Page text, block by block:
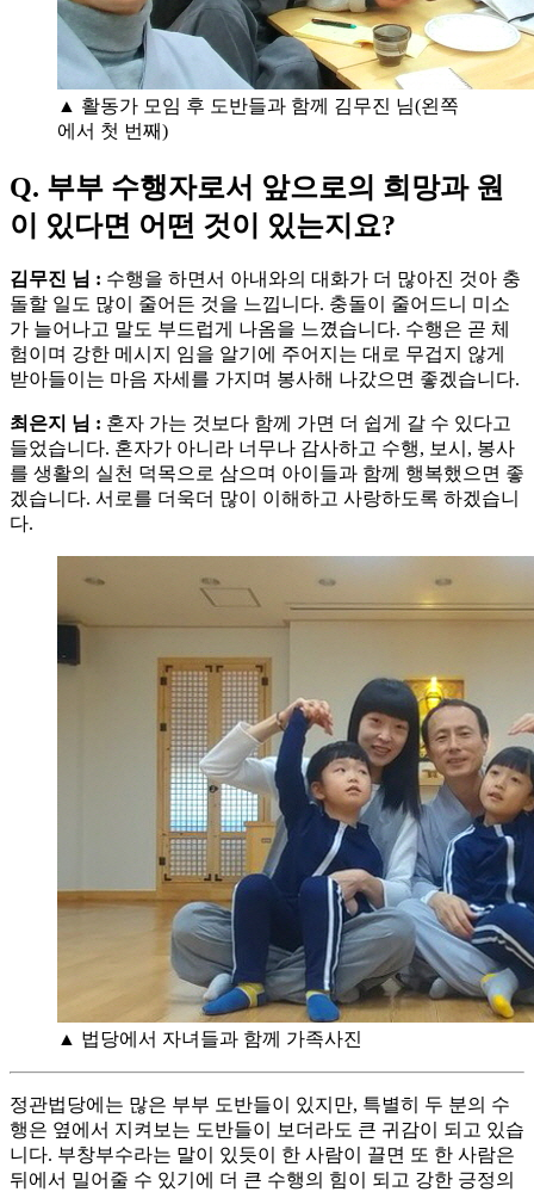
▲ 활동가 모임 후 도반들과 함께 김무진 님(왼쪽
에서 첫 번째)
Q. 부부 수행자로서 앞으로의 희망과 원
이 있다면 어떤 것이 있는지요?
김무진 님 : 수행을 하면서 아내와의 대화가 더 많아진 것아 충
돌할 일도 많이 줄어든 것을 느낍니다. 충돌이 줄어드니 미소
가 늘어나고 말도 부드럽게 나옴을 느꼈습니다. 수행은 곧 체
험이며 강한 메시지 임을 알기에 주어지는 대로 무겁지 않게
받아들이는 마음 자세를 가지며 봉사해 나갔으면 좋겠습니다.
최은지 님 : 혼자 가는 것보다 함께 가면 더 쉽게 갈 수 있다고
들었습니다. 혼자가 아니라 너무나 감사하고 수행, 보시, 봉사
를 생활의 실천 덕목으로 삼으며 아이들과 함께 행복했으면 좋
겠습니다. 서로를 더욱더 많이 이해하고 사랑하도록 하겠습니
다.
▲ 법당에서 자녀들과 함께 가족사진
정관법당에는 많은 부부 도반들이 있지만, 특별히 두 분의 수
행은 옆에서 지켜보는 도반들이 보더라도 큰 귀감이 되고 있습
니다. 부창부수라는 말이 있듯이 한 사람이 끌면 또 한 사람은
뒤에서 밀어줄 수 있기에 더 큰 수행의 힘이 되고 강한 긍정의